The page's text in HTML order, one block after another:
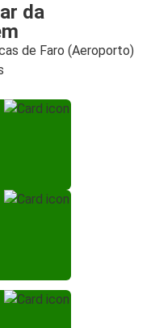
da
de Faro (Aeroporto)